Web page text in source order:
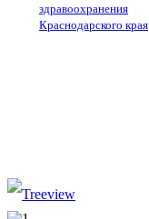
здравоохранения
Краснодарского края